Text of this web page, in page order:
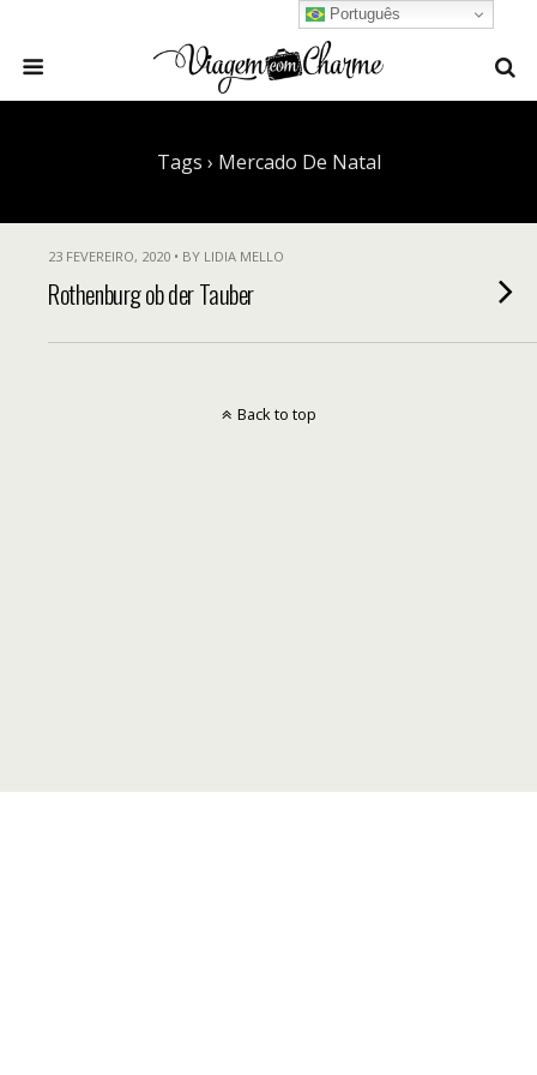
Tags › Mercado De Natal
23 FEVEREIRO, 2020 • BY LIDIA MELLO
Rothenburg ob der Tauber
Português
Back to top